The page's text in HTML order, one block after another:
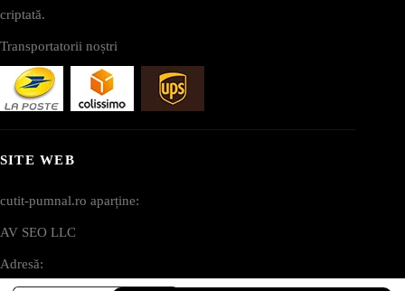
criptată.
Transportatorii noștri
SITE WEB
cutit-pumnal.ro aparține:
AV SEO LLC
Adresă: